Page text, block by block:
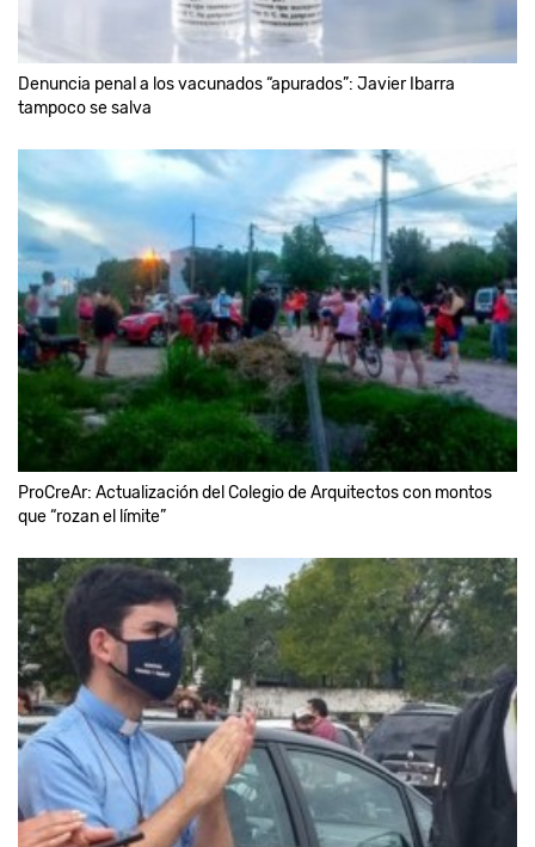
Denuncia penal a los vacunados “apurados”: Javier Ibarra
tampoco se salva
ProCreAr: Actualización del Colegio de Arquitectos con montos
que “rozan el límite”